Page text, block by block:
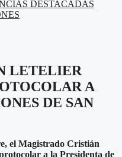
DESTACADAS
LETELIER
A
DE SAN
el Magistrado Cristián
a la Presidenta de